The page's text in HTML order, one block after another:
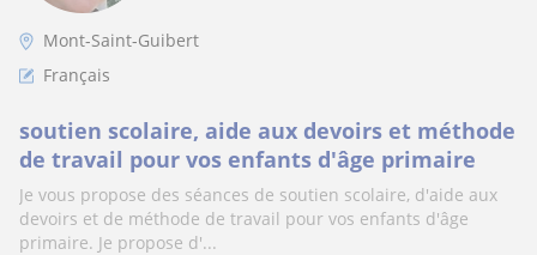
Mont-Saint-Guibert
Français
soutien scolaire, aide aux devoirs et méthode
de travail pour vos enfants d'âge primaire
Je vous propose des séances de soutien scolaire, d'aide aux
devoirs et de méthode de travail pour vos enfants d'âge
primaire. Je propose d'...